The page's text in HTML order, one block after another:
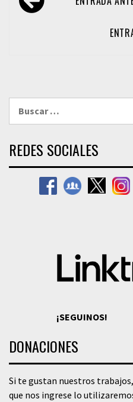
de
REDES SOCIALES
¡SEGUINOS!
DONACIONES
Si te gustan nuestros
que nos ingrese lo